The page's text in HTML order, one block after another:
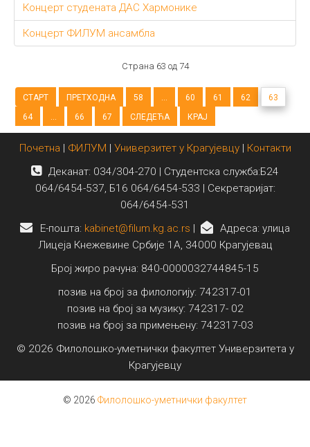
Концерт студената ДАС Хармонике
Концерт ФИЛУМ ансамбла
Страна 63 од 74
СТАРТ ПРЕТХОДНА 58 ... 60 61 62
63
64
... 66 67 СЛЕДЕЋА КРАЈ
Почетна | ФИЛУМ | Универзитет у Крагујевцу| Контакти
Деканат: 034/304-270 | Студентска служба:Б24
064/6454-537, Б16 064/6454-533 | Секретаријат:
064/6454-531
E-пошта: kabinet@filum.kg.ac.rs |
Адреса: улица
Лицеја Кнежевине Србије 1А, 34000 Крагујевац
Број жиро рачуна: 840-0000032744845-15
позив на број за филологију: 742317-01
позив на број за музику: 742317- 02
позив на број за примењену: 742317-03
© 2026 Филолошко-уметнички факултет Универзитета у
Крагујевцу
© 2026 Филолошко-уметнички факултет